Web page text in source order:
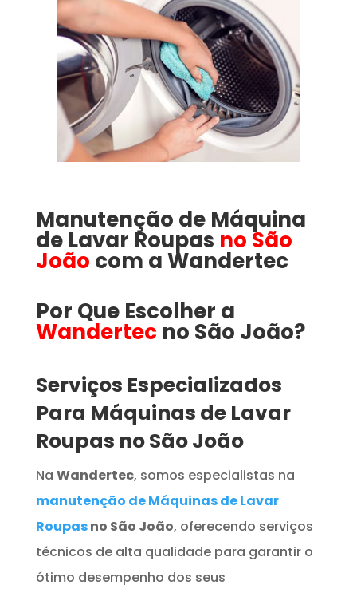
Manutenção de Máquina
de Lavar Roupas no São
João com aWandertec
Por Que Escolher a
Wandertec no São João​​​?
Serviços Especializados
Para Máquinas de Lavar
Roupas no São João
Na Wandertec, somos especialistas na
manutenção de Máquinas de Lavar
Roupasno São João, oferecendo serviços
técnicos de alta qualidade para garantir o
ótimo desempenho dos seus